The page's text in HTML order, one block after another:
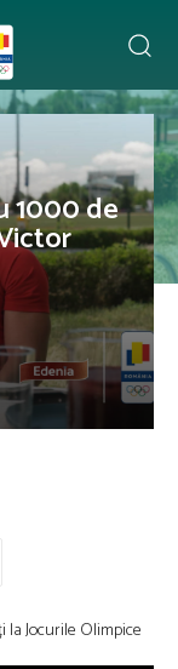
1000 de
la Jocurile Olimpice